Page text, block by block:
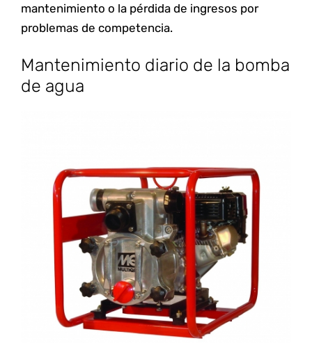
mantenimiento o la pérdida de ingresos por
problemas de competencia.
Mantenimiento diario de la bomba
de agua